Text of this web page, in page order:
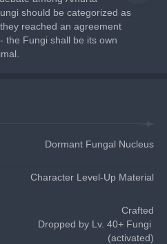
should be categorized as
reached an agreement
the Fungi shall be its own
Dormant Fungal Nucleus
Character Level-Up Material
Crafted
Dropped by Lv. 40+ Fungi
(activated)